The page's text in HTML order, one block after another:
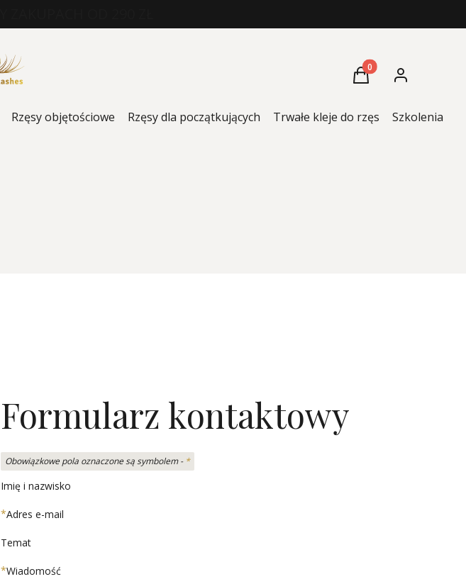
Produkty w koszyku:
Koszyk Zaloguj się
Rzęsy objętościowe Rzęsy dla początkujących Trwałe kleje do rzęs Szkolenia
Formularz kontaktowy
Obowiązkowe pola oznaczone są symbolem - *
Imię i nazwisko
*Adres e-mail
Temat
*Wiadomość